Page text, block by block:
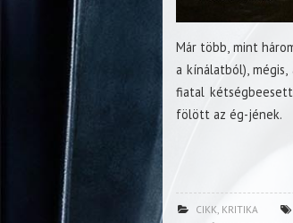
Már több, mint
a kínálatból),
fiatal
fölött az ég-jének.
CIKK, KRITIKA